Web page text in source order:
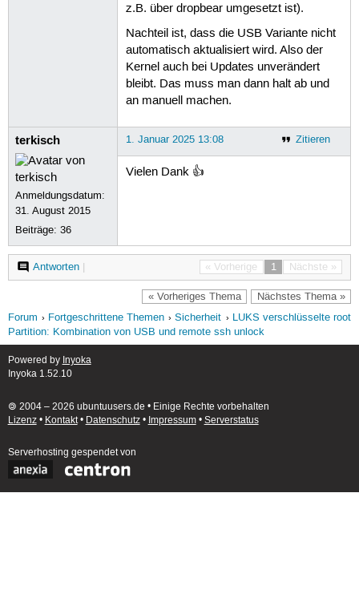
z.B. über dropbear umgesetzt ist).
Nachteil ist, dass die USB Variante nicht
automatisch aktualisiert wird. Also der
Kernel auch bei Updates unverändert
bleibt. Das muss man dann halt ab und
an manuell machen.
terkisch
Anmeldungsdatum:
31. August 2015
Beiträge:36
Zitieren
1. Januar 2025 13:08
Vielen Dank 👍
« Vorherige 1 Nächste »
Antworten|
« Vorheriges Thema Nächstes Thema »
Forum Fortgeschrittene Themen Sicherheit
LUKS verschlüsselte root
Partition: Kombination von USB und remote ssh unlock
Powered by Inyoka
Inyoka 1.52.10
🄯 2004 – 2026 ubuntuusers.de • Einige Rechte vorbehalten
Lizenz• Kontakt• Datenschutz• Impressum• Serverstatus
Serverhosting gespendet von